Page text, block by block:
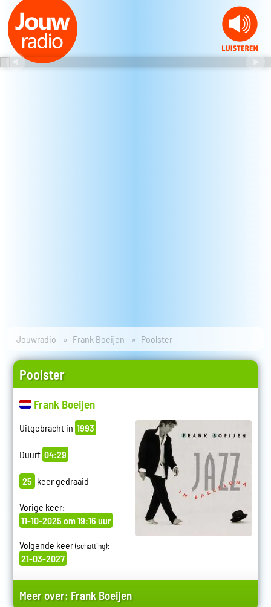
Jouwradio Frank Boeijen Poolster
Poolster
Frank Boeijen
Uitgebracht in 1993
Duurt 04:29
25 keer gedraaid
Vorige keer:
11-10-2025 om 19:16 uur
Volgende keer(schatting):
21-03-2027
Meer over: Frank Boeijen